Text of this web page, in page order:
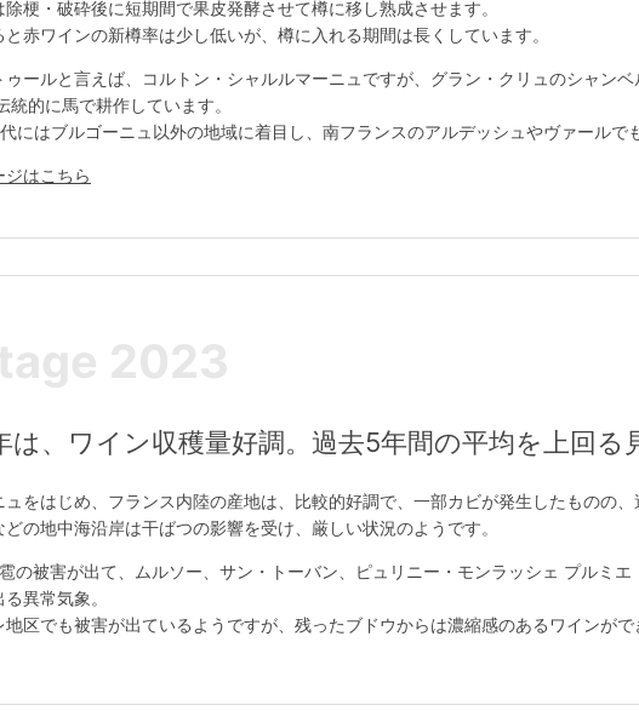
梗・破砕後に短期間で果皮発酵させて樽に移し熟成させます。
と赤ワインの新樽率は少し低いが、樽に入れる期間は長くしています。
ゥールと言えば、コルトン・シャルルマーニュですが、グラン・クリュのシャン
統的に馬で耕作しています。
にはブルゴーニュ以外の地域に着目し、南フランスのアルデッシュやヴァールで
はこちら
2023
は、ワイン収穫量好調。過去5年間の平均を上回る
ュをはじめ、フランス内陸の産地は、比較的好調で、一部カビが発生したものの
の地中海沿岸は干ばつの影響を受け、厳しい状況のようです。
の被害が出て、ムルソー、サン・トーバン、ピュリニー・モンラッシェ プルミ
異常気象。
地区でも被害が出ているようですが、残ったブドウからは濃縮感のあるワインがで